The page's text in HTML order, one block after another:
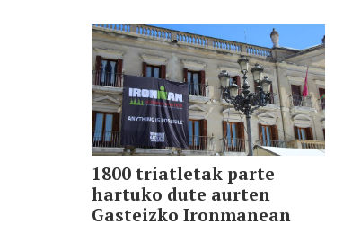
1800 triatletak parte
hartuko dute aurten
Gasteizko Ironmanean